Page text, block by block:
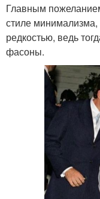
Главным
стиле
редкостью, ведь
фасоны.